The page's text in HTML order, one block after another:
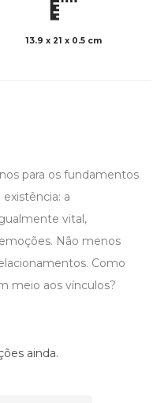
13.9 x 21 x 0.5 cm
para os fundamentos
a
vital,
Não menos
Como
meio aos vínculos?
ainda.